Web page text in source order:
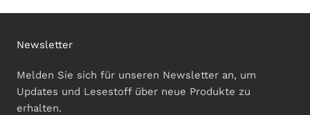
Newsletter
Melden Sie sich für unseren Newsletter an, um
Updates und Lesestoff über neue Produkte zu
erhalten.